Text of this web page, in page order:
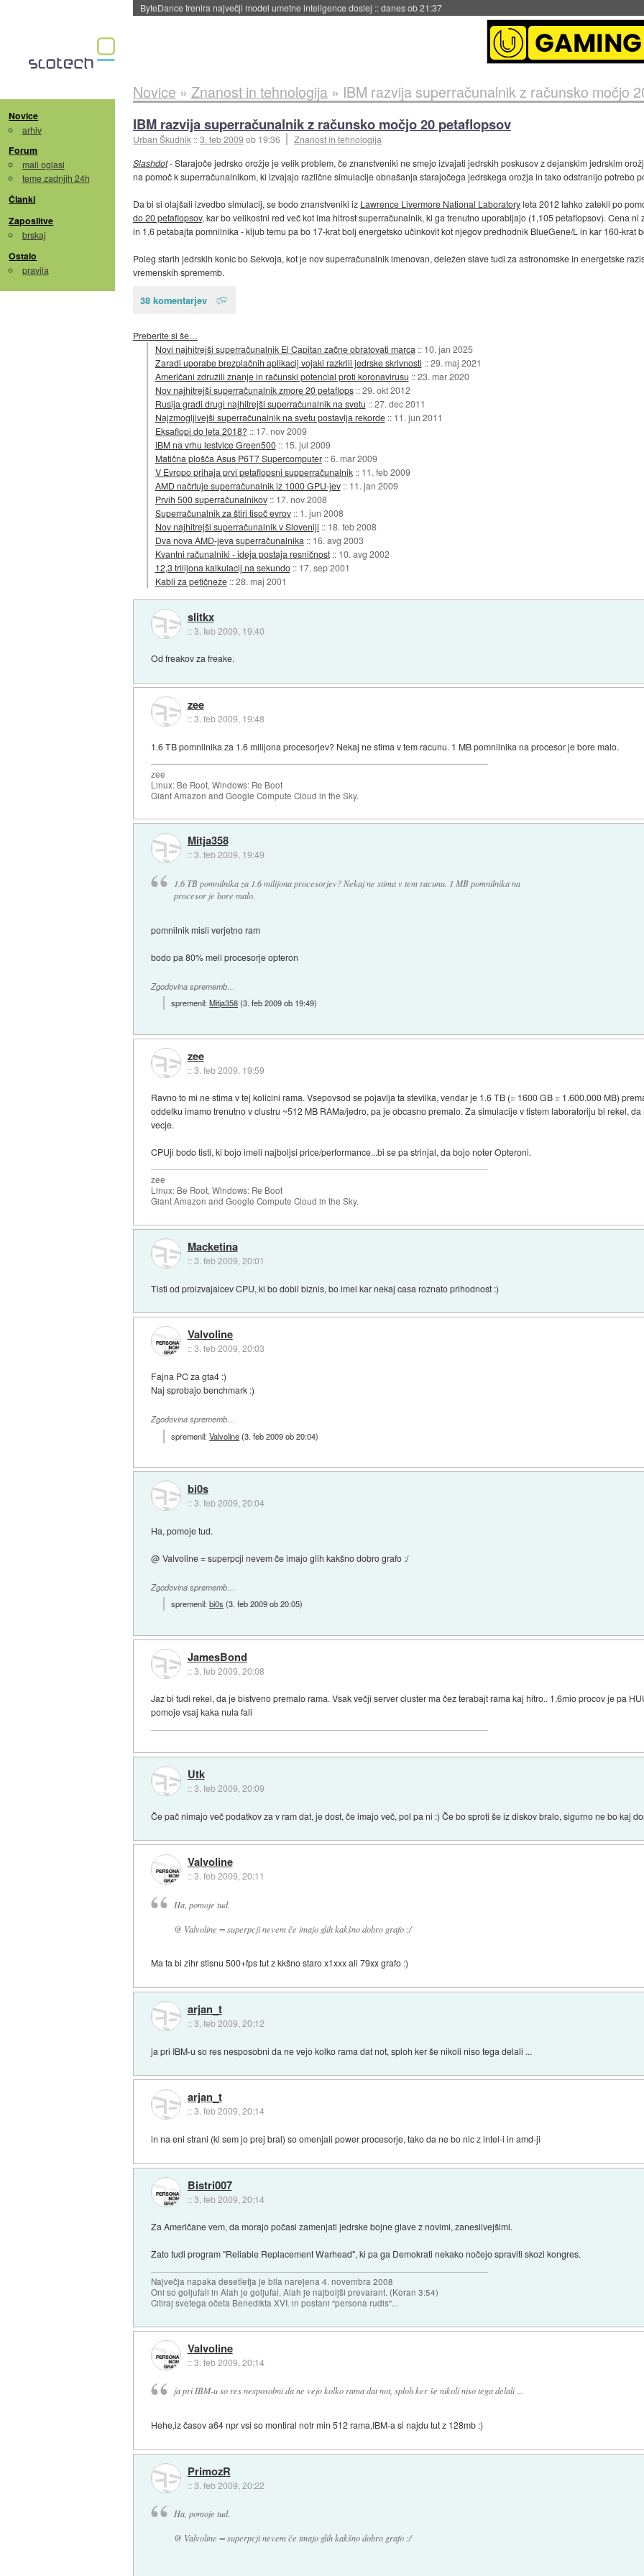
Spletne strani začele streči oglase za agente umetne inteligence::danes ob 21:23
Novice
arhiv
Forum
mali oglasi
teme zadnjih 24h
Članki
Zaposlitve
brskaj
Ostalo
pravila
Novice » Znanost in tehnologija» IBM razvija superračunalnik z računsko močjo
IBM razvija superračunalnik z računsko močjo 20 petaflopsov
Urban Škudnik ::3. feb 2009ob 19:36
Znanost in tehnologija
Slashdot- Starajoče jedrsko orožje je velik problem, če znanstveniki ne smejo izvajati jedrskih poskusov z dejanskim jedrskim
na pomoč k superračunalnikom, ki izvajajo različne simulacije obnašanja starajočega jedrskega orožja in tako odstranijo potrebo
Da bi si olajšali izvedbo simulacij, se bodo znanstveniki iz Lawrence Livermore National Laboratoryleta 2012 lahko zatekli po
do 20 petaflopsov, kar bo velikostni red več kot ima hitrost superračunalnik, ki ga trenutno uporabljajo (1,105 petaflopsov). Cena
in 1,6 petabajta pomnilnika - kljub temu pa bo 17-krat bolj energetsko učinkovit kot njegov predhodnik BlueGene/L in kar 160-krat
Poleg starih jedrskih konic bo Sekvoja, kot je nov superračunalnik imenovan, deležen slave tudi za astronomske in energetske
vremenskih sprememb.
38 komentarjev
Preberite si še…
Novi najhitrejši superračunalnik El Capitan začne obratovati marca :: 10. jan 2025
Zaradi uporabe brezplačnih aplikacij vojaki razkrili jedrske skrivnosti ::29. maj 2021
Američani združili znanje in računski potencial proti koronavirusu ::23. mar 2020
Nov najhitrejši superračunalnik zmore 20 petaflops ::29. okt 2012
Rusija gradi drugi najhitrejši superračunalnik na svetu ::27. dec 2011
Najzmogljivejši superračunalnik na svetu postavlja rekorde :: 11. jun 2011
Eksaflopi do leta 2018? :: 17. nov 2009
IBM na vrhu lestvice Green500 :: 15. jul 2009
Matična plošča Asus P6T7 Supercomputer ::6. mar 2009
V Evropo prihaja prvi petaflopsni supperračunalnik :: 11. feb 2009
AMD načrtuje superračunalnik iz 1000 GPU-jev :: 11. jan 2009
Prvih 500 superračunalnikov :: 17. nov 2008
Superračunalnik za štiri tisoč evrov :: 1. jun 2008
Nov najhitrejši superračunalnik v Sloveniji :: 18. feb 2008
Dva nova AMD-jeva superračunalnika :: 16. avg 2003
Kvantni računalniki - ideja postaja resničnost :: 10. avg 2002
12,3 trilijona kalkulacij na sekundo :: 17. sep 2001
Kabli za petičneže ::28. maj 2001
slitkx
::3. feb 2009, 19:40
Od freakov za freake.
zee
::3. feb 2009, 19:48
1.6 TB pomnilnika za 1.6 milijona procesorjev? Nekaj ne stima v tem racunu. 1 MB pomnilnika na procesor je bore malo.
zee
Linux: Be Root, Windows: Re Boot
Giant Amazon and Google Compute Cloud in the Sky.
Mitja358
::3. feb 2009, 19:49
1.6 TB pomnilnika za 1.6 milijona procesorjev? Nekaj ne stima v tem racunu. 1 MB pomnilnika na
procesor je bore malo.
pomnilnik misli verjetno ram
bodo pa 80% meli procesorje opteron
Zgodovina sprememb…
spremenil:Mitja358(3. feb 2009 ob 19:49)
zee
::3. feb 2009, 19:59
Ravno to mi ne stima v tej kolicini rama. Vsepovsod se pojavlja ta stevilka, vendar je 1.6 TB (= 1600 GB = 1.600.000 MB)
oddelku imamo trenutno v clustru ~512 MB RAMa/jedro, pa je obcasno premalo. Za simulacije v tistem laboratoriju bi rekel,
vecje.
CPUji bodo tisti, ki bojo imeli najboljsi price/performance...bi se pa strinjal, da bojo noter Opteroni.
zee
Linux: Be Root, Windows: Re Boot
Giant Amazon and Google Compute Cloud in the Sky.
Macketina
::3. feb 2009, 20:01
Tisti od proizvajalcev CPU, ki bo dobil biznis, bo imel kar nekaj casa roznato prihodnost :)
Valvoline
::3. feb 2009, 20:03
Fajna PC za gta4 :)
Naj sprobajo benchmark :)
Zgodovina sprememb…
spremenil:Valvoline(3. feb 2009 ob 20:04)
bi0s
::3. feb 2009, 20:04
Ha, pomoje tud.
@ Valvoline = superpcji nevem če imajo glih kakšno dobro grafo :/
Zgodovina sprememb…
spremenil:bi0s (3. feb 2009 ob 20:05)
JamesBond
::3. feb 2009, 20:08
Jaz bi tudi rekel, da je bistveno premalo rama. Vsak večji server cluster ma čez terabajt rama kaj hitro.. 1.6mio procov je pa
pomoje vsaj kaka nula fali
Utk
::3. feb 2009, 20:09
Če pač nimajo več podatkov za v ram dat, je dost, če imajo več, pol pa ni :) Če bo sproti še iz diskov bralo, sigurno ne bo kaj
Valvoline
::3. feb 2009, 20:11
Ha, pomoje tud.
@ Valvoline = superpcji nevem če imajo glih kakšno dobro grafo :/
Ma ta bi zihr stisnu 500+fps tut z kkšno staro x1xxx ali 79xx grafo :)
arjan_t
::3. feb 2009, 20:12
ja pri IBM-u so res nesposobni da ne vejo kolko rama dat not, sploh ker še nikoli niso tega delali ...
arjan_t
::3. feb 2009, 20:14
in na eni strani (ki sem jo prej bral) so omenjali power procesorje, tako da ne bo nic z intel-i in amd-ji
Bistri007
::3. feb 2009, 20:14
Za Američane vem, da morajo počasi zamenjati jedrske bojne glave z novimi, zaneslivejšimi.
Zato tudi program "Reliable Replacement Warhead", ki pa ga Demokrati nekako nočejo spraviti skozi kongres.
Največja napaka desetletja je bila narejena 4. novembra 2008
Oni so goljufali in Alah je goljufal, Alah je najboljši prevarant. (Koran 3:54)
Citiraj svetega očeta Benedikta XVI. in postani "persona rudis"...
Valvoline
::3. feb 2009, 20:14
ja pri IBM-u so res nesposobni da ne vejo kolko rama dat not, sploh ker še nikoli niso tega delali ...
Hehe,iz časov a64 npr vsi so montiral notr min 512 rama,IBM-a si najdu tut z 128mb :)
PrimozR
::3. feb 2009, 20:22
Ha, pomoje tud.
@ Valvoline = superpcji nevem če imajo glih kakšno dobro grafo :/